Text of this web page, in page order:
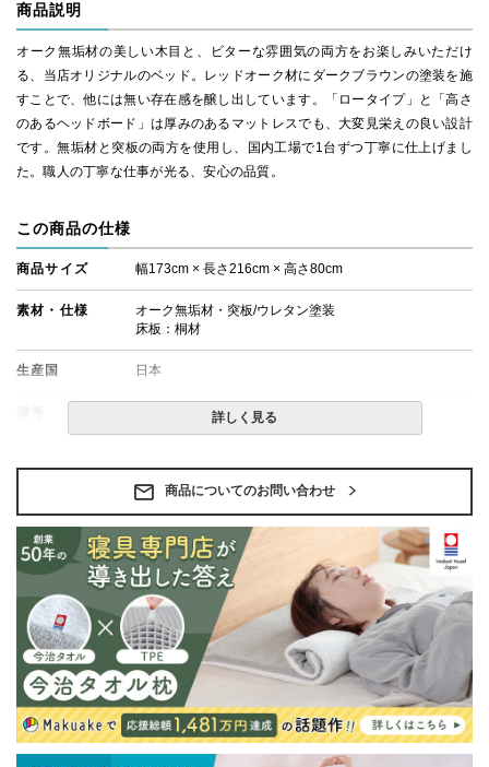
商品説明
オーク無垢材の美しい木目と、ビターな雰囲気の両方をお楽しみいただけ
る、当店オリジナルのベッド。レッドオーク材にダークブラウンの塗装を施
すことで、他には無い存在感を醸し出しています。「ロータイプ」と「高さ
のあるヘッドボード」は厚みのあるマットレスでも、大変見栄えの良い設計
です。無垢材と突板の両方を使用し、国内工場で1台ずつ丁寧に仕上げまし
た。職人の丁寧な仕事が光る、安心の品質。
この商品の仕様
商品サイズ 幅173cm × 長さ216cm × 高さ80cm
素材・仕様
オーク無垢材・突板/ウレタン塗装
床板：桐材
生産国 日本
・組立設置無料！
・この商品は組み立て式です。
・配送日指定OK！
※北海道・沖縄・離島等一部地域へのお届けは別途送料
が発生する場合がございます。また発送予定も変更にな
る場合があります。
詳しく見る
商品についてのお問い合わせ